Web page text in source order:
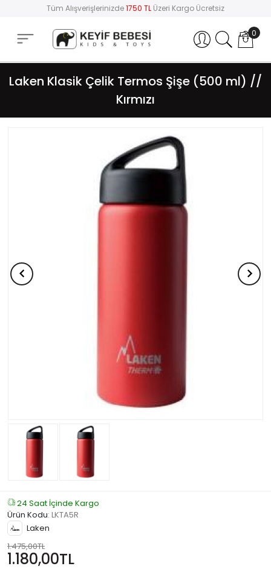
Tüm Alışverişlerinizde1750 TL Üzeri Kargo Ücretsiz
Hesabım 0
Laken Klasik Çelik Termos Şişe (500 ml) //
Kırmızı
24 Saat İçinde Kargo
Ürün Kodu: LKTA5R
Laken
1.475,00TL
1.180,00TL